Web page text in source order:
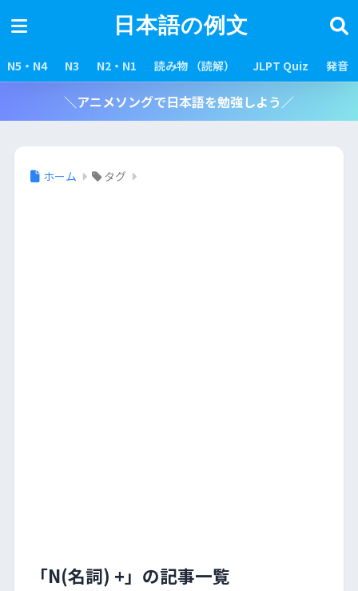
日本語の例文
N5・N4 N3 N2・N1 読み物 （読解） JLPT Quiz 発音
＼アニメソングで日本語を勉強しよう／
ホーム タグ
「N(名詞) +」の記事一覧